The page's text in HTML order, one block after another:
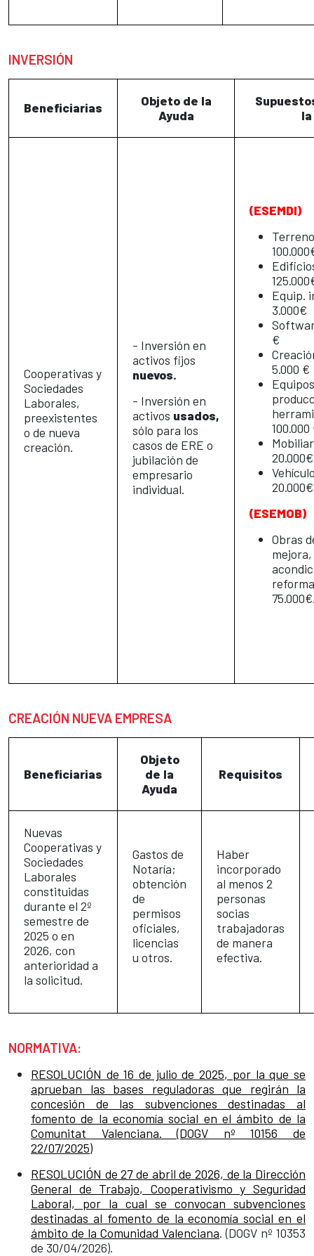
INVERSIÓN
Beneficiarias
Objeto de la
Ayuda
Cooperativas y
Sociedades
Laborales,
preexistentes
o de nueva
creación.
- Inversión en
activos fijos
nuevos.
- Inversión en
activos usados,
sólo para los
casos de ERE o
jubilación de
empresario
individual.
(ESEMDI)
Equip.
3.000€
€
5.000 €
Equipos
100.000
(ESEMOB)
Obras
mejora,
CREACIÓN NUEVA EMPRESA
Beneficiarias
Objeto
de la
Ayuda
Requisitos
Nuevas
Cooperativas y
Sociedades
Laborales
constituidas
durante el 2º
semestre de
2025 o en
2026, con
anterioridad a
la solicitud.
Gastos de
Notaría;
obtención
de
permisos
oficiales,
licencias
u otros.
Haber
incorporado
al menos 2
personas
socias
trabajadoras
de manera
efectiva.
NORMATIVA:
RESOLUCIÓN de 16 de julio de 2025, por la que se
aprueban las bases reguladoras que regirán la
concesión de las subvenciones destinadas al
fomento de la economía social en el ámbito de la
Comunitat Valenciana. (DOGV nº 10156 de
22/07/2025)
RESOLUCIÓN de 27 de abril de 2026, de la Dirección
General de Trabajo, Cooperativismo y Seguridad
Laboral, por la cual se convocan subvenciones
destinadas al fomento de la economía social en el
ámbito de la Comunidad Valenciana. (DOGV nº 10353
de 30/04/2026).